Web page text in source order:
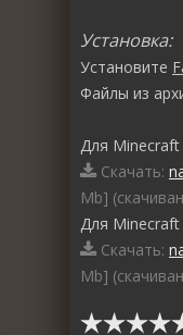
Установка:
Установите
Файлы из
Для Minecraft
Скачать:
Mb]
Для Minecraft
Скачать:
Mb]